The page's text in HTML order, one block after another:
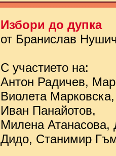
Избори до дупка
от Бранислав
С участието на:
Антон Радичев,
Виолета
Иван Панайотов,
Милена Атанасова,
Дидо, Станимир